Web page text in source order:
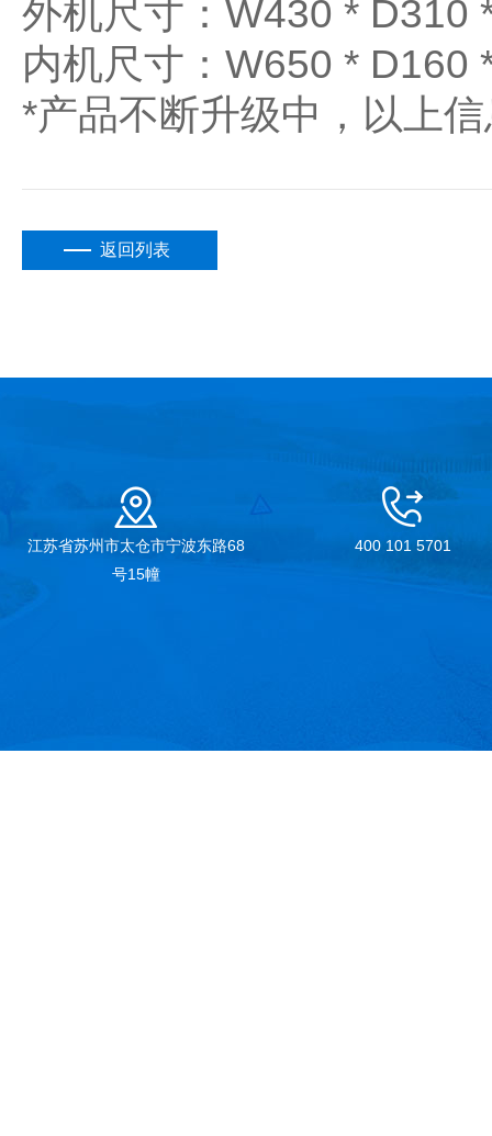
外机尺寸：W430 * D310
内机尺寸：W650 * D160
*产品不断升级中，以上
返回列表
江苏省苏州市太仓市宁波东路68
号15幢
400 101 5701